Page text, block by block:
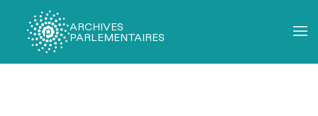
ARCHIVES
PARLEMENTAIRES